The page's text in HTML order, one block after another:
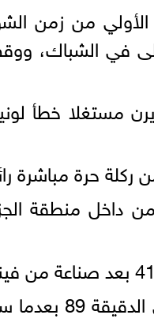
من زمن
في الشباك،
مستغلا
من داخل منطقة
وسجل لويس دياز